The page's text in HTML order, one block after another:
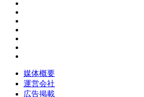
媒体概要
運営会社
広告掲載